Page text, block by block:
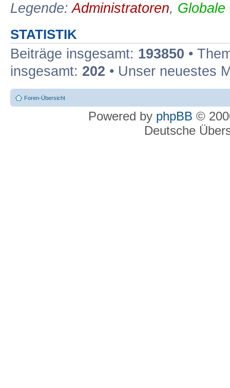
Legende:Administratoren, Globale
STATISTIK
Beiträge insgesamt: 193850 •
insgesamt: 202 • Unser neuestes
Foren-Übersicht
Powered by phpBB ©
Deutsche